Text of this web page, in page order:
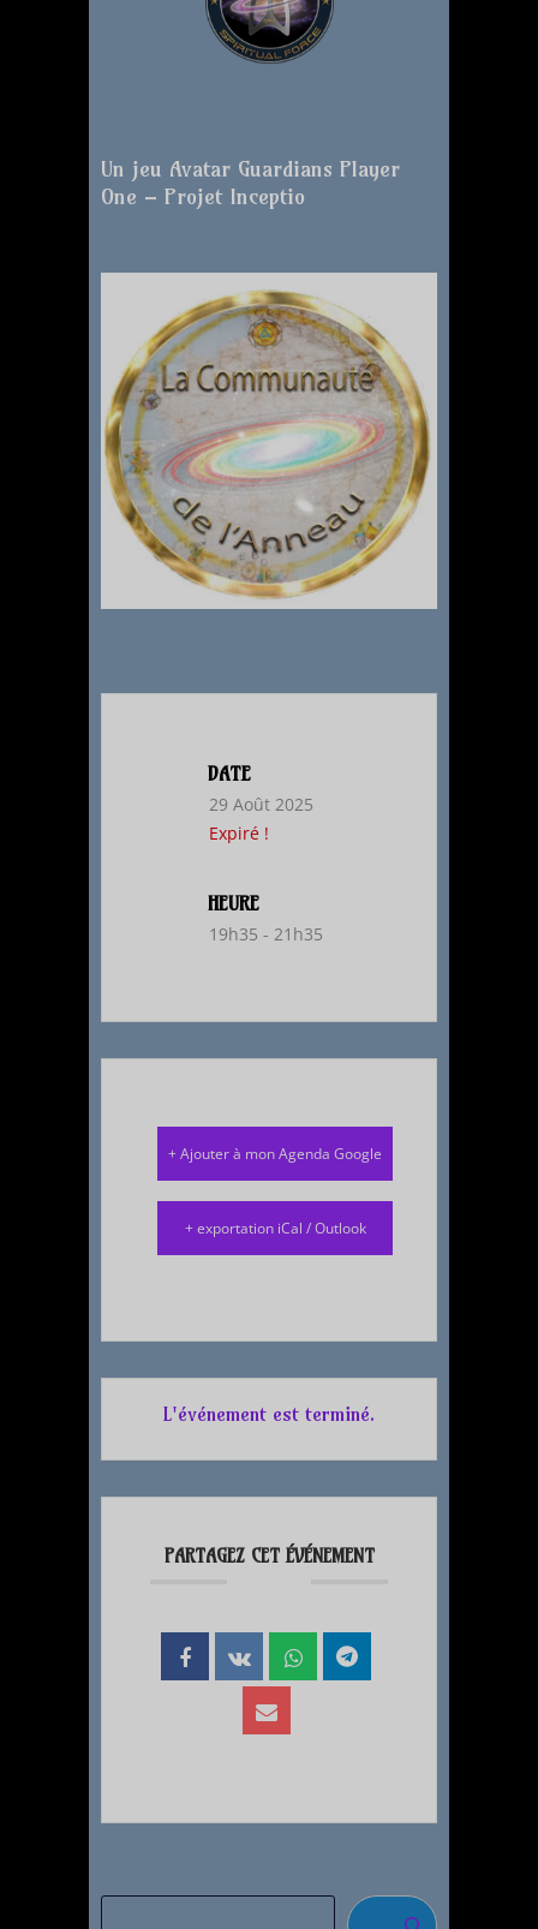
Un jeu Avatar Guardians Player
One – Projet Inceptio
DATE
29 Août 2025
Expiré !
HEURE
19h35 - 21h35
+ Ajouter à mon Agenda Google
+ exportation iCal / Outlook
L'événement est terminé.
PARTAGEZ CET ÉVÉNEMENT